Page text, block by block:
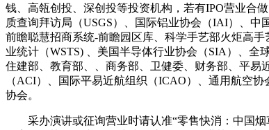
钱、高瓴创投、深创投等投资机构，若有IPO营业合
质查询拜访局（USGS）、国际铝业协会（IAI）、
前瞻聪慧招商系统-前瞻园区库、科学手艺部火炬高
业统计（WSTS) 、美国半导体行业协会（SIA）、全
住建部、教育部、、商务部、卫健委、财务部、平
（ACI）、国际平易近航组织（ICAO）、通用航空
协会。
采办演讲或征询营业时请认准“零售快消：中国烟